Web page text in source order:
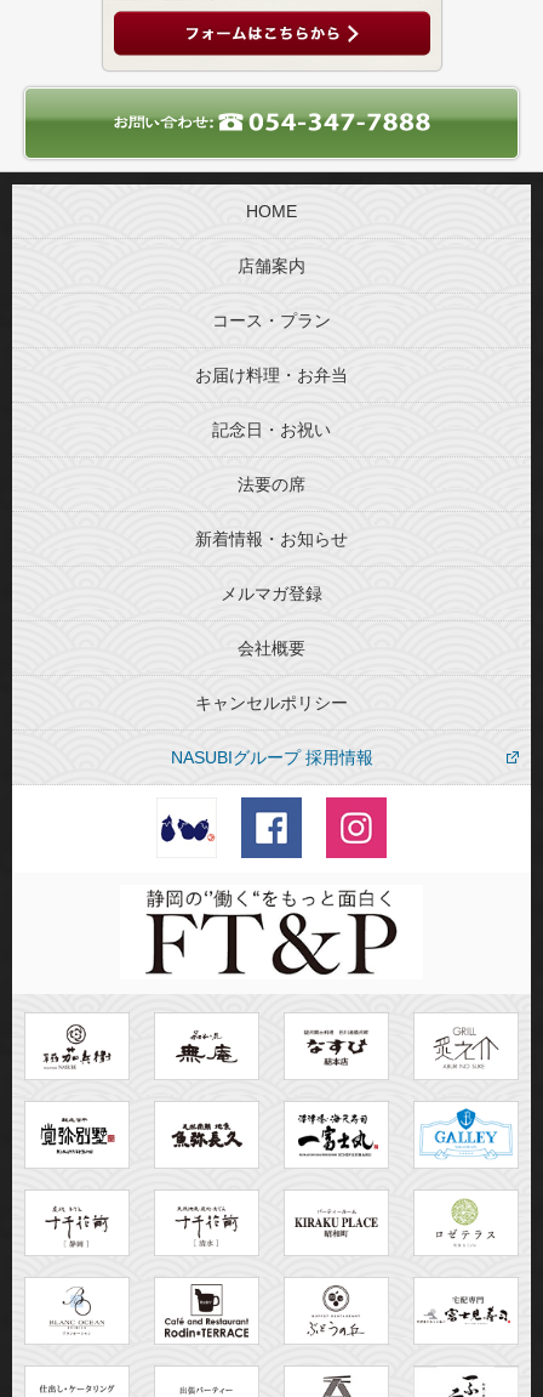
HOME
店舗案内
コース・プラン
お届け料理・お弁当
記念日・お祝い
法要の席
新着情報・お知らせ
メルマガ登録
会社概要
キャンセルポリシー
NASUBIグループ 採用情報